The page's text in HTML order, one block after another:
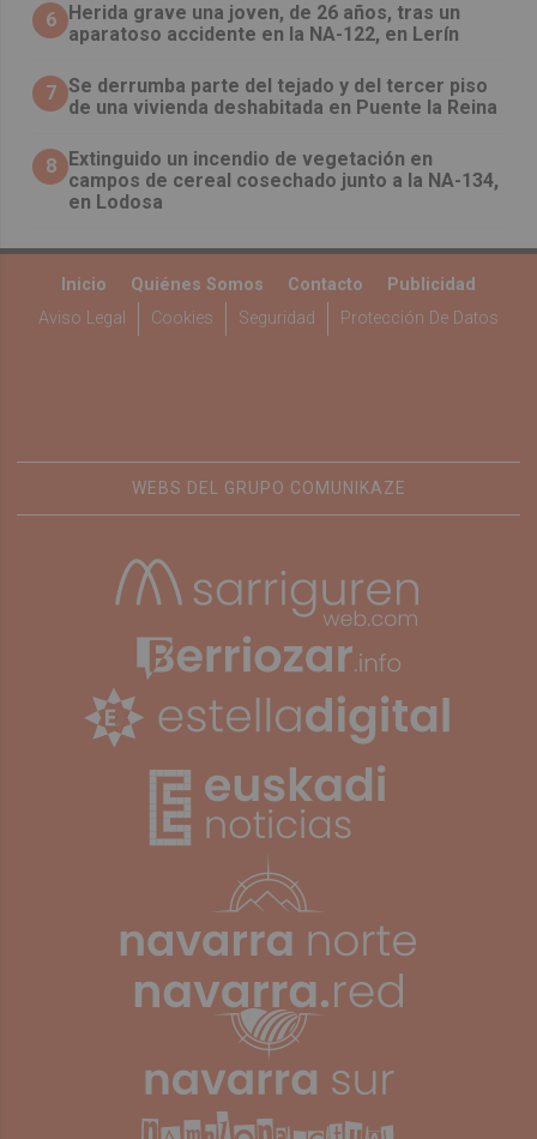
6
Herida grave una joven, de 26 años, tras un
aparatoso accidente en la NA-122, en Lerín
7 Se derrumba parte del tejado y del tercer piso
de una vivienda deshabitada en Puente la Reina
8
Extinguido un incendio de vegetación en
campos de cereal cosechado junto a la NA-134,
en Lodosa
Inicio Quiénes Somos Contacto
Publicidad
Aviso Legal
Cookies Seguridad Protección De Datos
WEBS DEL GRUPO COMUNIKAZE